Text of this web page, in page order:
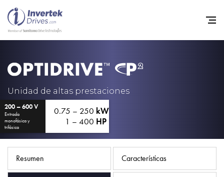
Unidad de altas prestaciones
200 – 600 V
Entrada
monofásica y
trifásica
0.75 – 250 kW
1 – 400 HP
Resumen Características
Home
Noticias
Empleo